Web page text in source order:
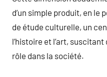
d’un simple produit, en le
de étude culturelle, un
l’histoire et l’art,
rôle dans la société.